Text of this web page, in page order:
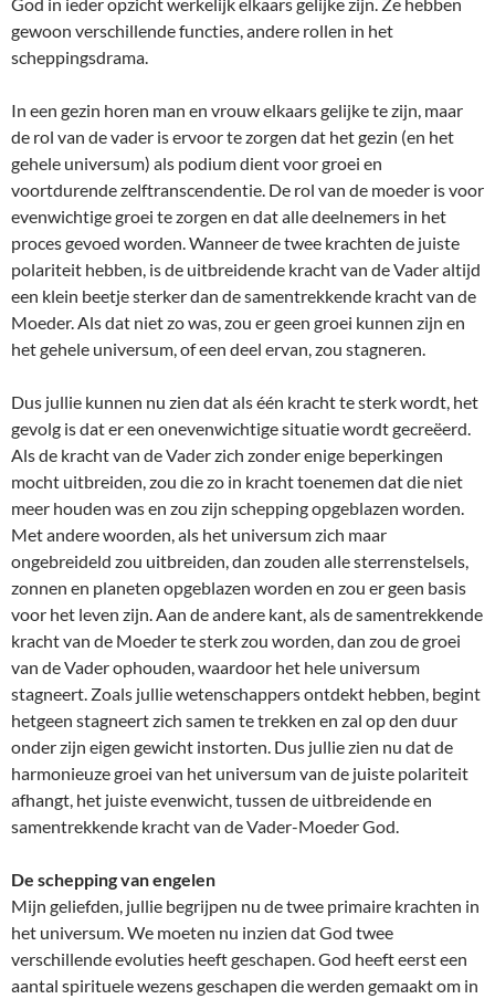
gewoon verschillende functies, andere rollen in het
scheppingsdrama.
In een gezin horen man en vrouw elkaars gelijke te zijn, maar
de rol van de vader is ervoor te zorgen dat het gezin (en het
gehele universum) als podium dient voor groei en
voortdurende zelftranscendentie. De rol van de moeder is voor
evenwichtige groei te zorgen en dat alle deelnemers in het
proces gevoed worden. Wanneer de twee krachten de juiste
polariteit hebben, is de uitbreidende kracht van de Vader altijd
een klein beetje sterker dan de samentrekkende kracht van de
Moeder. Als dat niet zo was, zou er geen groei kunnen zijn en
het gehele universum, of een deel ervan, zou stagneren.
Dus jullie kunnen nu zien dat als één kracht te sterk wordt, het
gevolg is dat er een onevenwichtige situatie wordt gecreëerd.
Als de kracht van de Vader zich zonder enige beperkingen
mocht uitbreiden, zou die zo in kracht toenemen dat die niet
meer houden was en zou zijn schepping opgeblazen worden.
Met andere woorden, als het universum zich maar
ongebreideld zou uitbreiden, dan zouden alle sterrenstelsels,
zonnen en planeten opgeblazen worden en zou er geen basis
voor het leven zijn. Aan de andere kant, als de samentrekkende
kracht van de Moeder te sterk zou worden, dan zou de groei
van de Vader ophouden, waardoor het hele universum
stagneert. Zoals jullie wetenschappers ontdekt hebben, begint
hetgeen stagneert zich samen te trekken en zal op den duur
onder zijn eigen gewicht instorten. Dus jullie zien nu dat de
harmonieuze groei van het universum van de juiste polariteit
afhangt, het juiste evenwicht, tussen de uitbreidende en
samentrekkende kracht van de Vader-Moeder God.
De schepping van engelen
Mijn geliefden, jullie begrijpen nu de twee primaire krachten in
het universum. We moeten nu inzien dat God twee
verschillende evoluties heeft geschapen. God heeft eerst een
aantal spirituele wezens geschapen die werden gemaakt om in